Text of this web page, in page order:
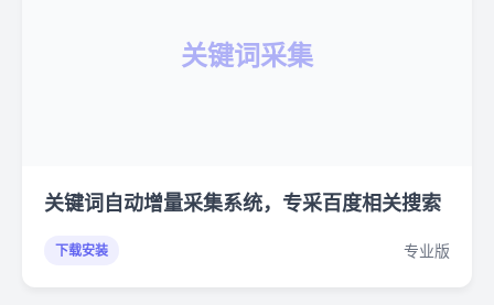
关键词采集
关键词自动增量采集系统，专采百度相关搜索
下载安装 专业版